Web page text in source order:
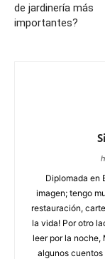
de jardinería más
importantes?
Diplomada en
imagen; tengo
restauración,
la vida! Por otro
leer por la noche,
algunos cuentos